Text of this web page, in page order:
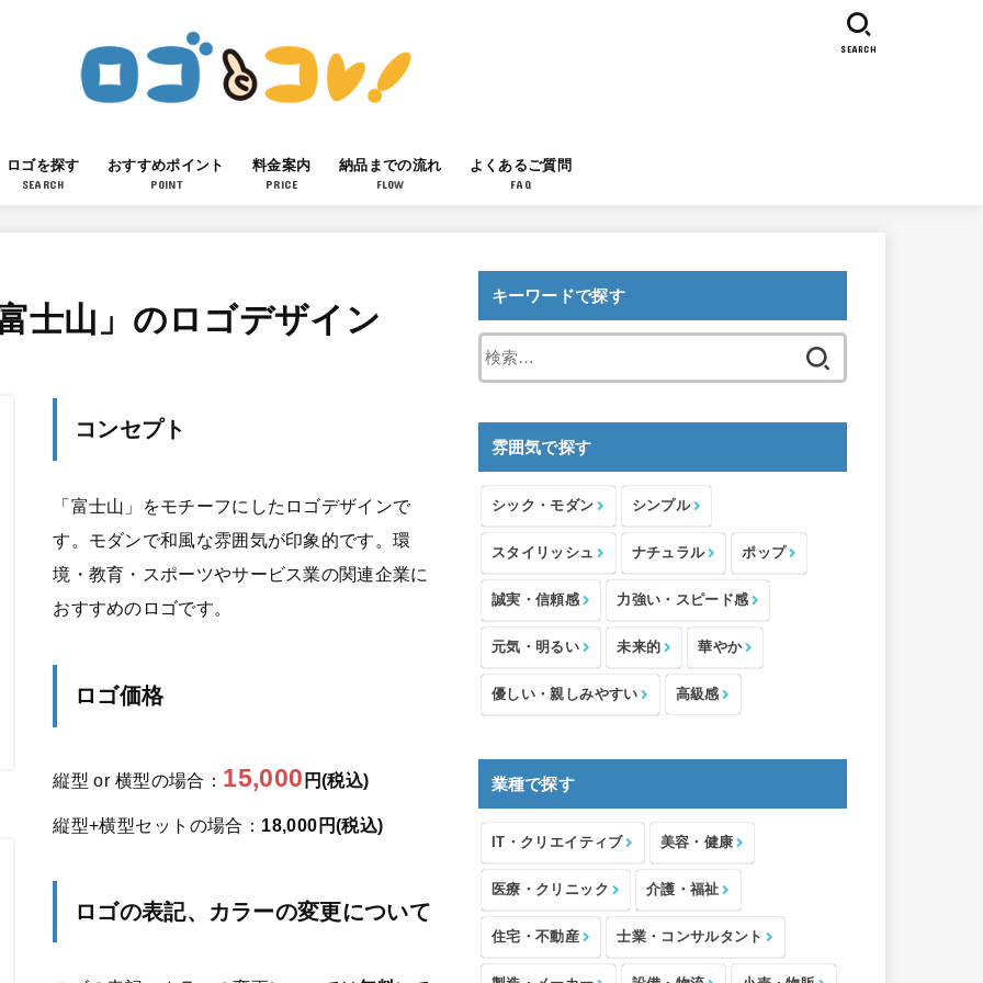
ロゴを探す
SEARCH
おすすめポイント
POINT
料金案内
PRICE
納品までの流れ
FLOW
よくあるご質問
FAQ
SEARCH
士山」のロゴデザイン
コンセプト
「富士山」をモチーフにしたロゴデザインで
す。モダンで和風な雰囲気が印象的です。環
境・教育・スポーツやサービス業の関連企業に
おすすめのロゴです。
ロゴ価格
縦型 or 横型の場合： 15,000 円(税込)
縦型+横型セットの場合： 18,000円(税込)
ロゴの表記、カラーの変更について
キーワードで探す
索:
雰囲気で探す
シック・モダン シンプル
スタイリッシュ ナチュラル ポップ
誠実・信頼感 力強い・スピード感
元気・明るい 未来的 華やか
優しい・親しみやすい 高級感
業種で探す
IT・クリエイティブ 美容・健康
医療・クリニック 介護・福祉
住宅・不動産 士業・コンサルタント